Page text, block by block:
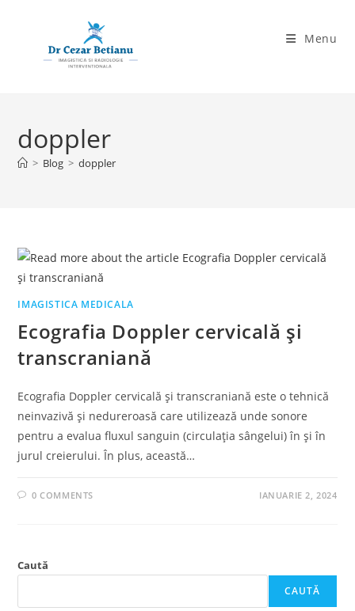
Menu
doppler
> Blog > doppler
IMAGISTICA MEDICALA
Ecografia Doppler cervicală și
transcraniană
Ecografia Doppler cervicală și transcraniană este o tehnică
neinvazivă și nedureroasă care utilizează unde sonore
pentru a evalua fluxul sanguin (circulația sângelui) în și în
jurul creierului. În plus, această…
0 COMMENTS IANUARIE 2, 2024
Caută
CAUTĂ